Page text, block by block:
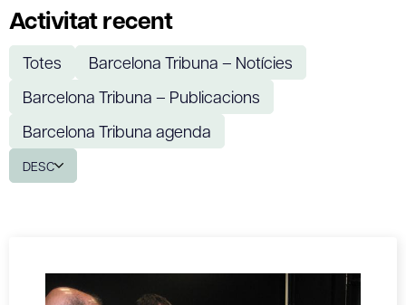
Activitat recent
Totes
Barcelona Tribuna – Notícies
Barcelona Tribuna – Publicacions
Barcelona Tribuna agenda
DESC